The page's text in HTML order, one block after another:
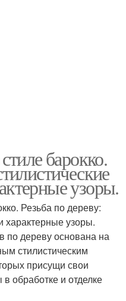
барокко.
узоры.
Резьба по дереву:
характерные узоры.
по дереву основана на
стилистическим
присущи свои
обработке и отделке